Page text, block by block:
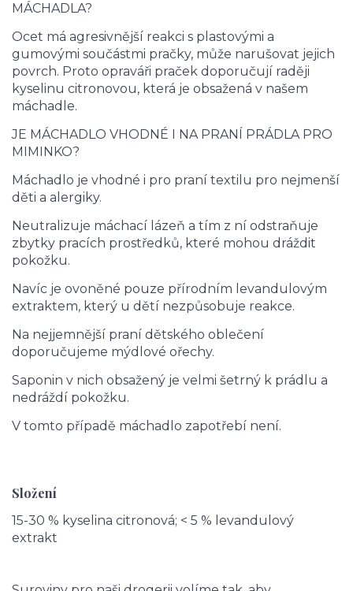
MÁCHADLA?
Ocet má agresivnější reakci s plastovými a
gumovými součástmi pračky, může narušovat jejich
povrch. Proto opraváři praček doporučují raději
kyselinu citronovou, která je obsažená v našem
máchadle.
JE MÁCHADLO VHODNÉ I NA PRANÍ PRÁDLA PRO
MIMINKO?
Máchadlo je vhodné i pro praní textilu pro nejmenší
děti a alergiky.
Neutralizuje máchací lázeň a tím z ní odstraňuje
zbytky pracích prostředků, které mohou dráždit
pokožku.
Navíc je ovoněné pouze přírodním levandulovým
extraktem, který u dětí nezpůsobuje reakce.
Na nejjemnější praní dětského oblečení
doporučujeme mýdlové ořechy.
Saponin v nich obsažený je velmi šetrný k prádlu a
nedráždí pokožku.
V tomto případě máchadlo zapotřebí není.
Složení
15-30 % kyselina citronová; < 5 % levandulový
extrakt